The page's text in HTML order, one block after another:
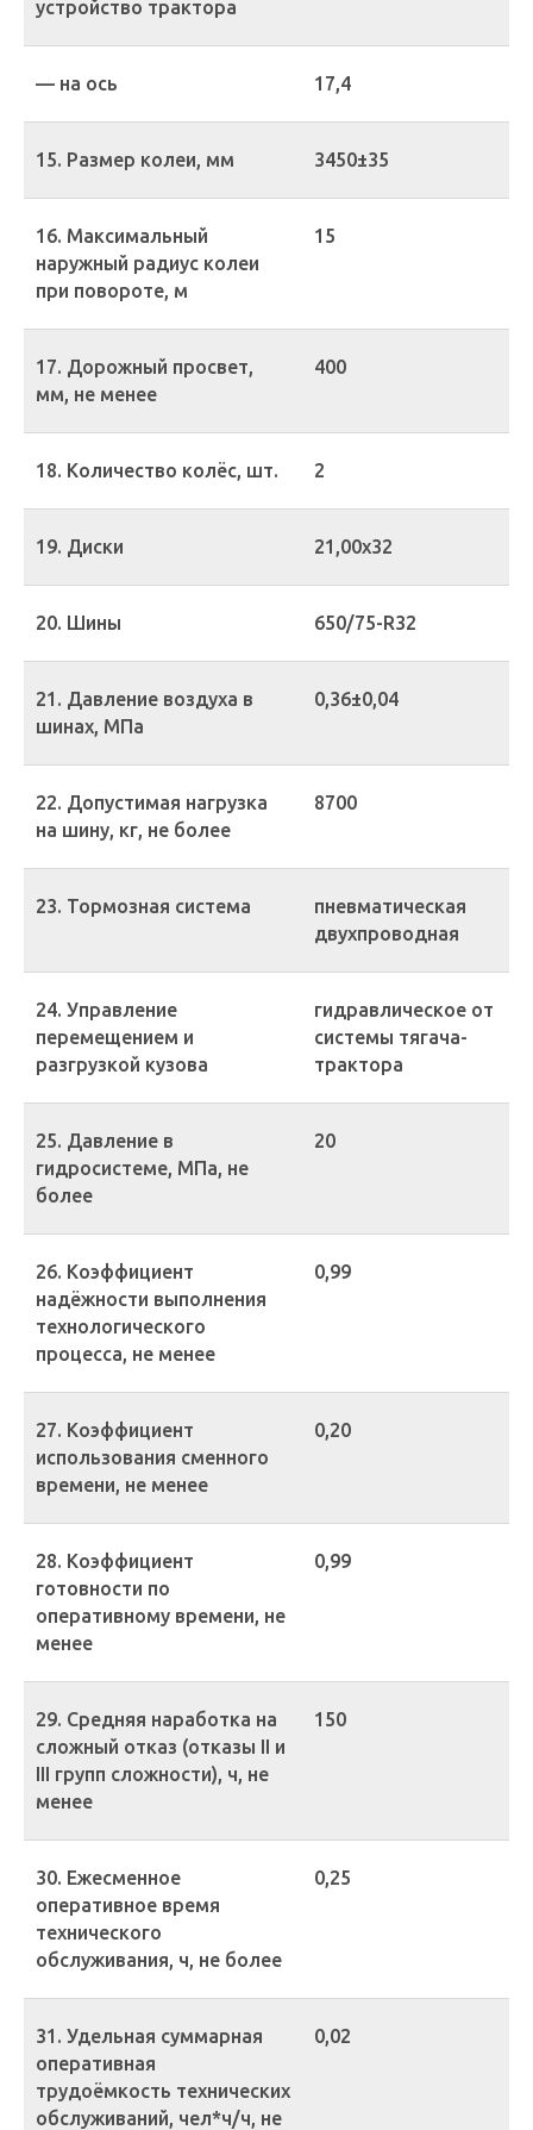
устройство трактора
— на ось 17,4
15. Размер колеи, мм 3450±35
16. Максимальный
наружный радиус колеи
при повороте, м
15
17. Дорожный просвет,
мм, не менее
400
18. Количество колёс, шт. 2
19. Диски 21,00х32
20. Шины 650/75-R32
21. Давление воздуха в
шинах, МПа
0,36±0,04
22. Допустимая нагрузка
на шину, кг, не более
8700
23. Тормозная система
пневматическая
двухпроводная
24. Управление
перемещением и
разгрузкой кузова
гидравлическое от
системы тягача-
трактора
25. Давление в
гидросистеме, МПа, не
более
20
26. Коэффициент
надёжности выполнения
технологического
процесса, не менее
0,99
27. Коэффициент
использования сменного
времени, не менее
0,20
28. Коэффициент
готовности по
оперативному времени, не
менее
0,99
29. Средняя наработка на
сложный отказ (отказы II и
III групп сложности), ч, не
менее
150
30. Ежесменное
оперативное время
технического
обслуживания, ч, не более
0,25
31. Удельная суммарная
оперативная
трудоёмкость технических
обслуживаний, чел*ч/ч, не
0,02